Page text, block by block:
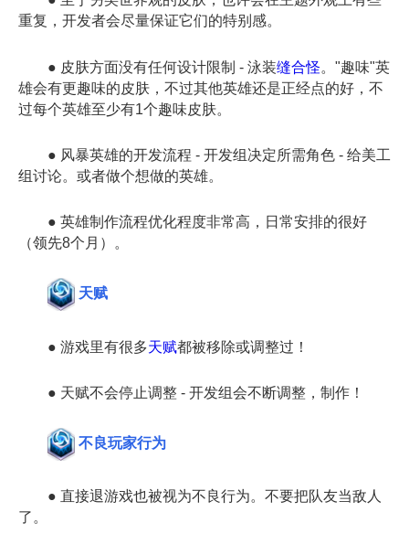
重复，开发者会尽量保证它们的特别感。
● 皮肤方面没有任何设计限制 - 泳装缝合怪。"趣味"英
雄会有更趣味的皮肤，不过其他英雄还是正经点的好，不
过每个英雄至少有1个趣味皮肤。
● 风暴英雄的开发流程 - 开发组决定所需角色 - 给美工
组讨论。或者做个想做的英雄。
● 英雄制作流程优化程度非常高，日常安排的很好
（领先8个月）。
天赋
● 游戏里有很多天赋都被移除或调整过！
● 天赋不会停止调整 - 开发组会不断调整，制作！
不良玩家行为
● 直接退游戏也被视为不良行为。不要把队友当敌人
了。